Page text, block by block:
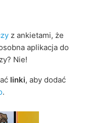
z ankietami, że
aplikacja do
Nie!
linki, aby dodać
.